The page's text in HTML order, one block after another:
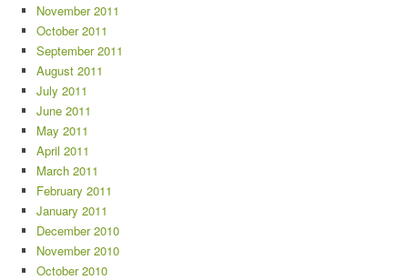
November 2011
October 2011
September 2011
August 2011
July 2011
June 2011
May 2011
April 2011
March 2011
February 2011
January 2011
December 2010
November 2010
October 2010